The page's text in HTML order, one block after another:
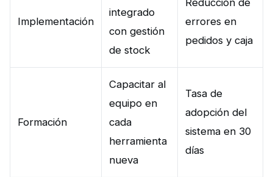
Implementación
integrado
con gestión
de stock
errores en
pedidos y caja
Formación
Capacitar al
equipo en
cada
herramienta
nueva
Tasa de
adopción del
sistema en 30
días